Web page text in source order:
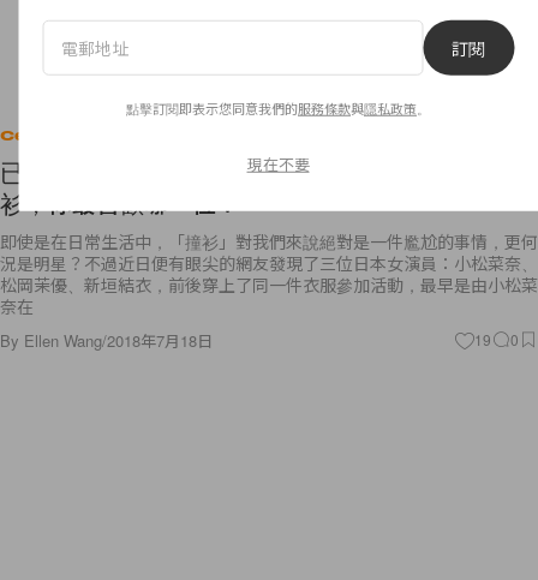
Celebrities
已成熱搜款！小松菜奈、松岡茉優、新垣結衣大撞
衫，你最喜歡哪一位？
即使是在日常生活中，「撞衫」對我們來說絕對是一件尷尬的事情，更何
況是明星？不過近日便有眼尖的網友發現了三位日本女演員：小松菜奈、
松岡茉優、新垣結衣，前後穿上了同一件衣服參加活動，最早是由小松菜
奈在
By Ellen Wang/2018年7月18日 19 0
訂閱
點擊訂閱即表示您同意我們的服務條款與隱私政策
現在不要